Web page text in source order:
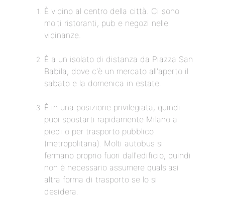
È vicino al centro della città. Ci sono
molti ristoranti, pub e negozi nelle
vicinanze.
È a un isolato di distanza da Piazza San
Babila, dove c'è un mercato all'aperto il
sabato e la domenica in estate.
È in una posizione privilegiata, quindi
puoi spostarti rapidamente Milano a
piedi o per trasporto pubblico
(metropolitana). Molti autobus si
fermano proprio fuori dall'edificio, quindi
non è necessario assumere qualsiasi
altra forma di trasporto se lo si
desidera.